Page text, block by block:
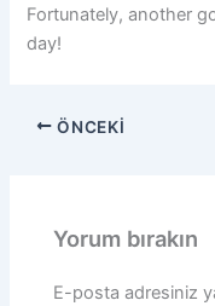
Fortunately, another
day!
ÖNCEKI
Yorum bırakın
E-posta adresiniz